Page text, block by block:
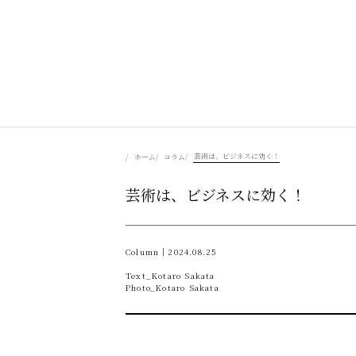
美食を辿る
豊かさを彩る
ホーム コラム 芸術は、ビジネスに効く！
芸術は、ビジネスに効く！
Column｜2024.08.25
Text_Kotaro Sakata
Photo_Kotaro Sakata